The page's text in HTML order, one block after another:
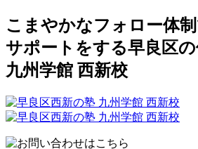
こまやかなフォロー体
サポートをする早良区
九州学館 西新校